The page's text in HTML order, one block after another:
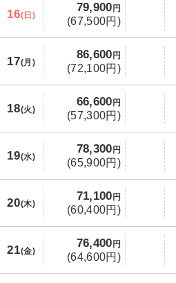
16(日)
79,900 円
(67,500円)
17(月)
86,600 円
(72,100円)
18(火)
66,600 円
(57,300円)
19(水)
78,300 円
(65,900円)
20(木)
71,100 円
(60,400円)
21(金)
76,400 円
(64,600円)